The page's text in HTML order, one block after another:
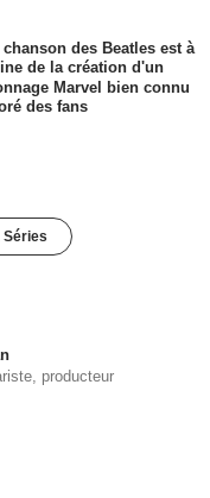
chanson des Beatles est à
de la création d'un
Marvel bien connu
des fans
Séries
producteur